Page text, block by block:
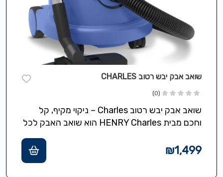
שואב אבק יבש רטוב CHARLES
(0)
שואב אבק יבש רטוב Charles – ניקוי מקיף, קל
וחכם מבית HENRY Charles הוא שואב האבק לכל
₪1,499